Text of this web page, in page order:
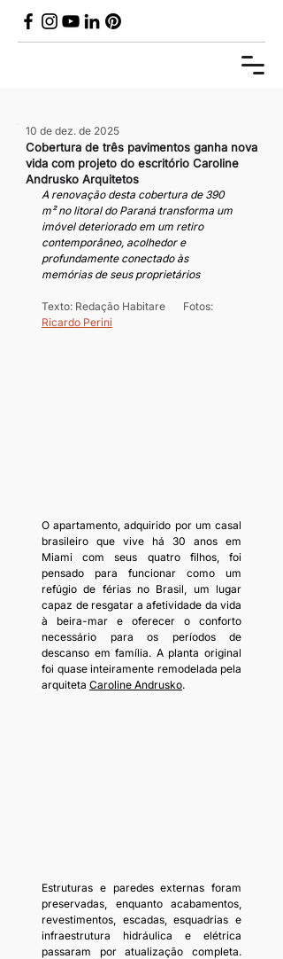
Cobertura de três pavimentos ganha nova
vida com projeto do escritório Caroline
Andrusko Arquitetos
10 de dez. de 2025
A renovação desta cobertura de 390
m² no litoral do Paraná transforma um
imóvel deteriorado em um retiro
contemporâneo, acolhedor e
profundamente conectado às
memórias de seus proprietários
Texto: Redação Habitare	Fotos:
Ricardo Perini
O apartamento, adquirido por um casal
brasileiro que vive há 30 anos em
Miami com seus quatro filhos, foi
pensado para funcionar como um
refúgio de férias no Brasil, um lugar
capaz de resgatar a afetividade da vida
à beira-mar e oferecer o conforto
necessário para os períodos de
descanso em família. A planta original
foi quase inteiramente remodelada pela
arquiteta Caroline Andrusko.
Estruturas e paredes externas foram
preservadas, enquanto acabamentos,
revestimentos, escadas, esquadrias e
infraestrutura hidráulica e elétrica
passaram por atualização completa.